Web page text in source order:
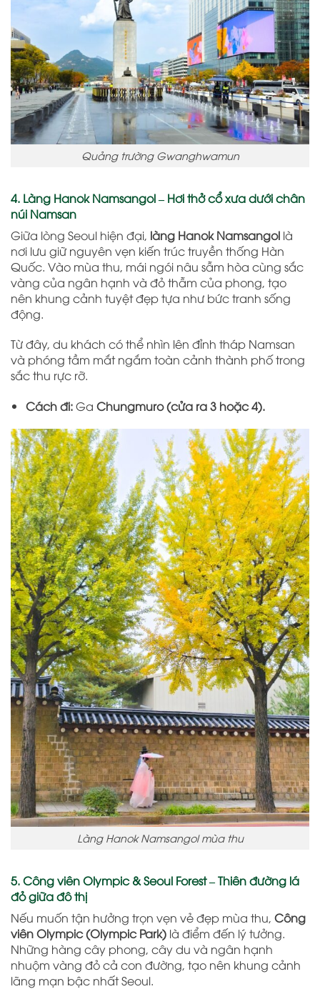
Quảng trường Gwanghwamun
4. Làng Hanok Namsangol – Hơi thở cổ xưa dưới chân
núi Namsan
Giữa lòng Seoul hiện đại, làng Hanok Namsangol là
nơi lưu giữ nguyên vẹn kiến trúc truyền thống Hàn
Quốc. Vào mùa thu, mái ngói nâu sẫm hòa cùng sắc
vàng của ngân hạnh và đỏ thẫm của phong, tạo
nên khung cảnh tuyệt đẹp tựa như bức tranh sống
động.
Từ đây, du khách có thể nhìn lên đỉnh tháp Namsan
và phóng tầm mắt ngắm toàn cảnh thành phố trong
sắc thu rực rỡ.
Cách đi:Ga Chungmuro (cửa ra 3 hoặc 4).
Làng Hanok Namsangol mùa thu
5. Công viên Olympic & Seoul Forest – Thiên đường lá
đỏ giữa đô thị
Nếu muốn tận hưởng trọn vẹn vẻ đẹp mùa thu, Công
viên Olympic (Olympic Park) là điểm đến lý tưởng.
Những hàng cây phong, cây du và ngân hạnh
nhuộm vàng đỏ cả con đường, tạo nên khung cảnh
lãng mạn bậc nhất Seoul.